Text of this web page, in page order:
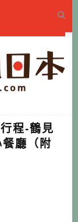
程-鶴見
廳（附